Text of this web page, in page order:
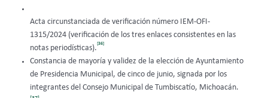
Acta circunstanciada de verificación número IEM-OFI-
1315/2024 (verificación de los tres enlaces consistentes en las
notas periodísticas).
[36]
Constancia de mayoría y validez de la elección de Ayuntamiento
de Presidencia Municipal, de cinco de junio, signada por los
integrantes del Consejo Municipal de Tumbiscatío, Michoacán.